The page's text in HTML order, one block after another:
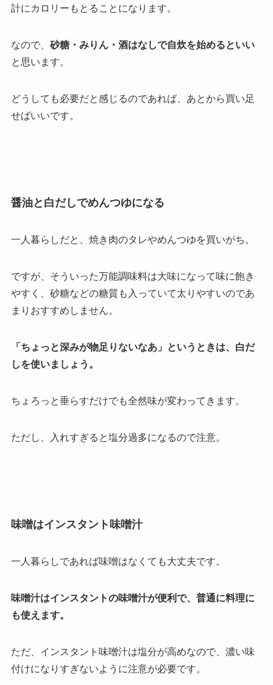
計にカロリーもとることになります。
なので、 砂糖・みりん・酒はなしで自炊を始めるといい
と思います。
どうしても必要だと感じるのであれば、あとから買い足
せばいいです。
醤油と白だしでめんつゆになる
一人暮らしだと、焼き肉のタレやめんつゆを買いがち。
ですが、そういった万能調味料は大味になって味に飽き
やすく、砂糖などの糖質も入っていて太りやすいのであ
まりおすすめしません。
「ちょっと深みが物足りないなあ」というときは、白だ
しを使いましょう。
ちょろっと垂らすだけでも全然味が変わってきます。
ただし、入れすぎると塩分過多になるので注意。
味噌はインスタント味噌汁
一人暮らしであれば味噌はなくても大丈夫です。
味噌汁はインスタントの味噌汁が便利で、普通に料理に
も使えます。
ただ、インスタント味噌汁は塩分が高めなので、濃い味
付けになりすぎないように注意が必要です。